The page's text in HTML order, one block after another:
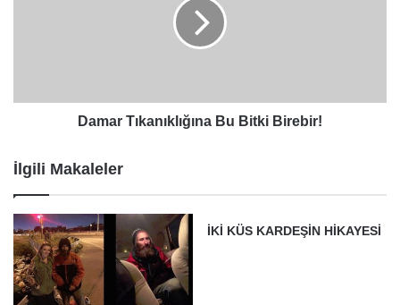
Damar Tıkanıklığına Bu Bitki Birebir!
İlgili Makaleler
İKİ KÜS KARDEŞİN HİKAYESİ